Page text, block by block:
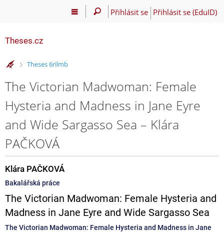
Přihlásit se Přihlásit se (EduID)
Theses.cz
>
Theses 6rilmb
The Victorian Madwoman: Female
Hysteria and Madness in Jane Eyre
and Wide Sargasso Sea – Klára
PAČKOVÁ
Klára PAČKOVÁ
Bakalářská práce
The Victorian Madwoman: Female Hysteria and
Madness in Jane Eyre and Wide Sargasso Sea
The Victorian Madwoman: Female Hysteria and Madness in Jane